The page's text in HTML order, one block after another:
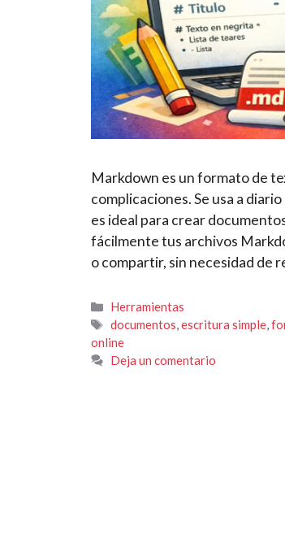
Markdown es un formato de
complicaciones. Se usa a
es ideal para crear
fácilmente tus archivos
o compartir, sin necesidad de
Categorías
Herramientas
Etiquetas
documentos,escritura simple,
online
Deja un comentario